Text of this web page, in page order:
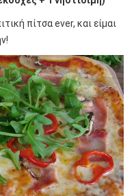
πίτσα ever, και είμαι